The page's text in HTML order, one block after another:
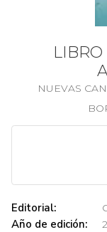
NUEVAS
Editorial:
Año de edición: